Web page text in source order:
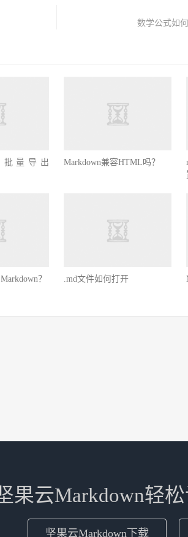
数学公式如
批量导出
Markdown兼容HTML吗？
？ .md文件如何打开
果云Markdown轻
坚果云Markdown下载